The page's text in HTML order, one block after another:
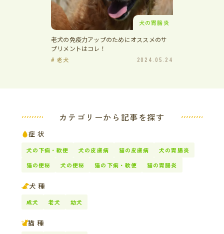
犬の胃腸炎
老犬の免疫力アップのためにオススメのサ
プリメントはコレ！
# 老犬 2024.05.24
カテゴリーから記事を探す
症状
犬の下痢・軟便 犬の皮膚病 猫の皮膚病
犬の胃腸炎
猫の便秘
犬の便秘 猫の下痢・軟便 猫の胃腸炎
犬種
成犬 老犬 幼犬
猫種